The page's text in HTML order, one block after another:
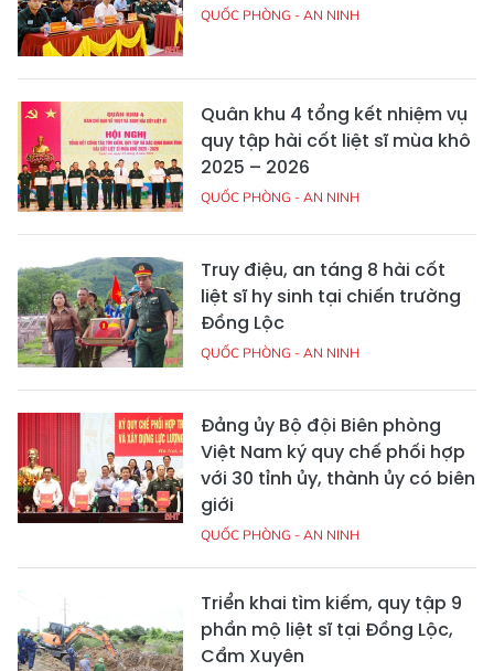
QUỐC PHÒNG - AN NINH
Quân khu 4 tổng kết nhiệm vụ
quy tập hài cốt liệt sĩ mùa khô
2025 – 2026
QUỐC PHÒNG - AN NINH
Truy điệu, an táng 8 hài cốt
liệt sĩ hy sinh tại chiến trường
Đồng Lộc
QUỐC PHÒNG - AN NINH
Đảng ủy Bộ đội Biên phòng
Việt Nam ký quy chế phối hợp
với 30 tỉnh ủy, thành ủy có biên
giới
QUỐC PHÒNG - AN NINH
Triển khai tìm kiếm, quy tập 9
phần mộ liệt sĩ tại Đồng Lộc,
Cẩm Xuyên